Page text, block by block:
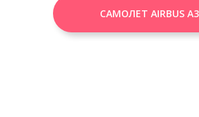
САМОЛЕТ AIRBUS